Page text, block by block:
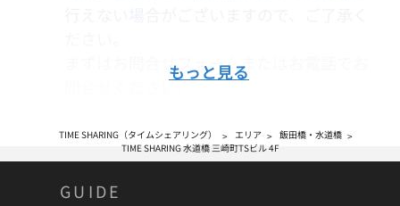
て当社は一切の責任を負いません。
・会議室、および施設の利用に伴う人身事故および自ら持ち
込んだ機材・物品・部外品・展示品等の盗難・破損事故など
まずはお問合せフォームまたはお電話でお
問合せください。
もっと見る
TIME SHARING（タイムシェアリング） エリア
飯田橋・水道橋
TIME SHARING 水道橋 三崎町TSビル 4F
GUIDE